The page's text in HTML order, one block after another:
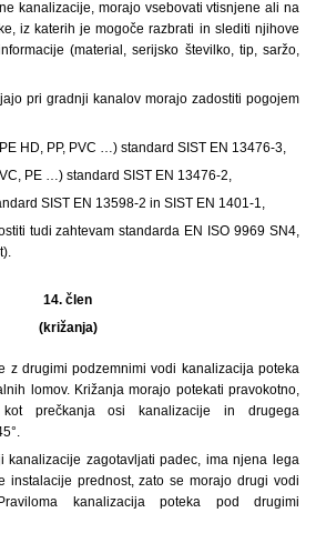
kanalizacije, morajo vsebovati vtisnjene ali na
iz katerih je mogoče razbrati in slediti njihove
(material, serijsko številko, tip, saržo,
pri gradnji kanalov morajo zadostiti pogojem
HD, PP, PVC …) standard SIST EN 13476-3,
PE …) standard SIST EN 13476-2,
SIST EN 13598-2 in SIST EN 1401-1,
tudi zahtevam standarda EN ISO 9969 SN4,
14. člen
(križanja)
z drugimi podzemnimi vodi kanalizacija poteka
lomov. Križanja morajo potekati pravokotno,
prečkanja osi kanalizacije in drugega
kanalizacije zagotavljati padec, ima njena lega
instalacije prednost, zato se morajo drugi vodi
kanalizacija poteka pod drugimi